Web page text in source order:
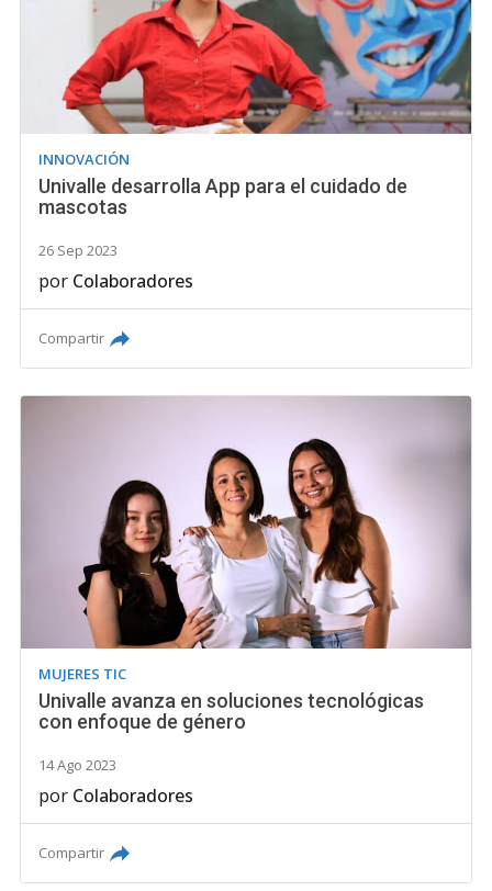
INNOVACIÓN
Univalle desarrolla App para el cuidado de
mascotas
26 Sep 2023
por Colaboradores
Compartir
MUJERES TIC
Univalle avanza en soluciones tecnológicas
con enfoque de género
14 Ago 2023
por Colaboradores
Compartir